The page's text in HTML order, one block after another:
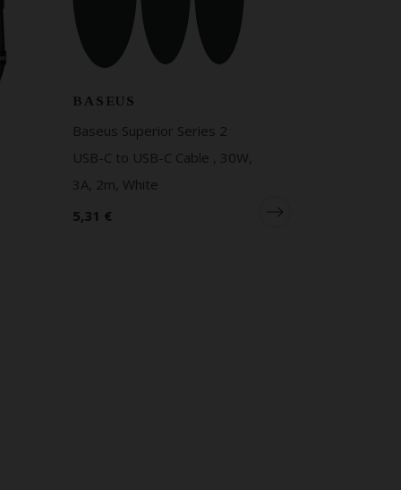
BASEUS
Baseus Superior Series 2
USB-C to USB-C Cable , 30W,
3A, 2m, White
5,31 €